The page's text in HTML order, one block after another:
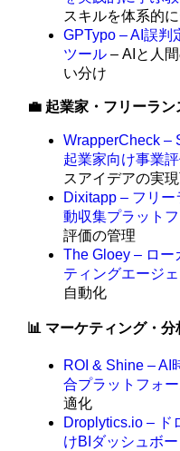
スキルを体系的
GPTypo – AI誤判
ツール – AIと人
い分け
💼 起業家・フリーラ
WrapperCheck –
起業家向け事業
スアイデアの実
Dixitapp – フリ
動収集プラット
評価の管理
The Gloey – ロー
ティングエージェ
自動化
📊 マーケティング・分
ROI & Shine – AI
合プラットフォ
適化
Droplytics.io – ド
けBIダッシュボー